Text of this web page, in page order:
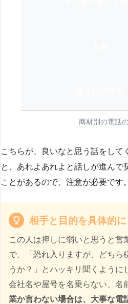
商材別の電話
こちらが、良いなと思う話をして
と、あれよあれよと話しが進んで
ことがあるので、注意が必要です。
相手と目的を具体的に
この人は押しに弱いと思うと営
で、「恐れ入りますが、どちら
うか？」とハッキリ聞くように
会社名や屋号を名乗らない、名
業か言わない場合は、大事な電